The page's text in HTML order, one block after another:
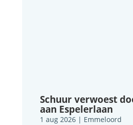
Schuur verwoest
aan Espelerlaan
1 aug 2026| Emmeloord